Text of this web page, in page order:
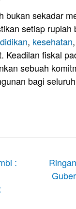
bukan sekadar
setiap
, kesehatan
Keadilan fiskal
sebuah
bagi
: